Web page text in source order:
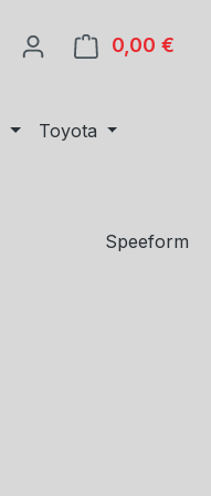
0,00 €
Toyota
Speeform